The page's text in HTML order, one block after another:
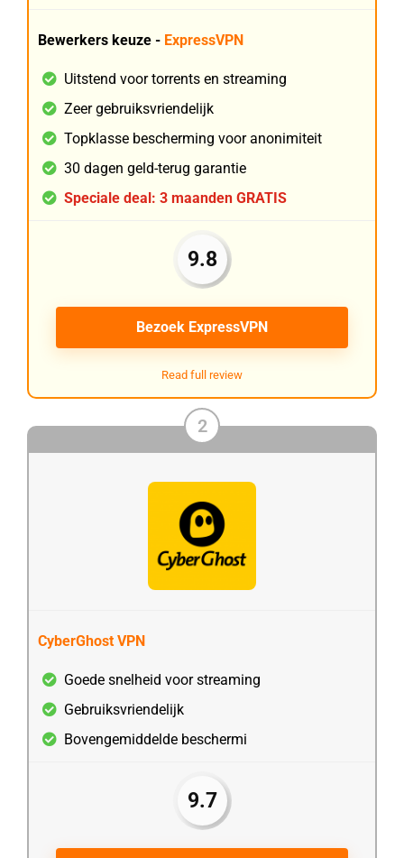
Bewerkers keuze - ExpressVPN
Uitstend voor torrents en streaming
Zeer gebruiksvriendelijk
Topklasse bescherming voor anonimiteit
30 dagen geld-terug garantie
Speciale deal: 3 maanden GRATIS
9.8
Bezoek ExpressVPN
Read full review
2
CyberGhost VPN
Goede snelheid voor streaming
Gebruiksvriendelijk
Bovengemiddelde beschermi
9.7